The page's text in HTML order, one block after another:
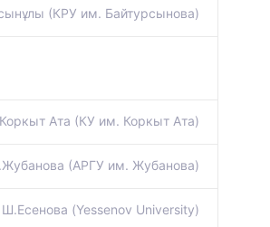
(КРУ им. Байтурсынова)
Ата (КУ им. Коркыт Ата)
(АРГУ им. Жубанова)
(Yessenov University)